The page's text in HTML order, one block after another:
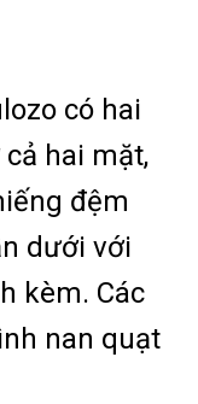
có hai
hai mặt,
đệm
dưới với
kèm. Các
nan quạt